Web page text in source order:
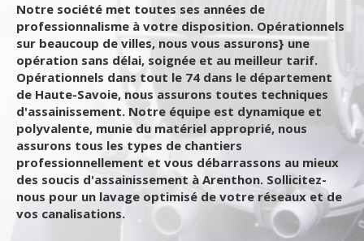
Notre société met toutes ses années de
professionnalisme à votre disposition. Opérationnels
sur beaucoup de villes, nous vous assurons} une
opération sans délai, soignée et au meilleur tarif.
Opérationnels dans tout le 74 dans le département
de Haute-Savoie, nous assurons toutes techniques
d'assainissement. Notre équipe est dynamique et
polyvalente, munie du matériel approprié, nous
assurons tous les types de chantiers
professionnellement et vous débarrassons au mieux
des soucis d'assainissement à Arenthon. Sollicitez-
nous pour un lavage optimisé de votre réseaux et de
vos canalisations.